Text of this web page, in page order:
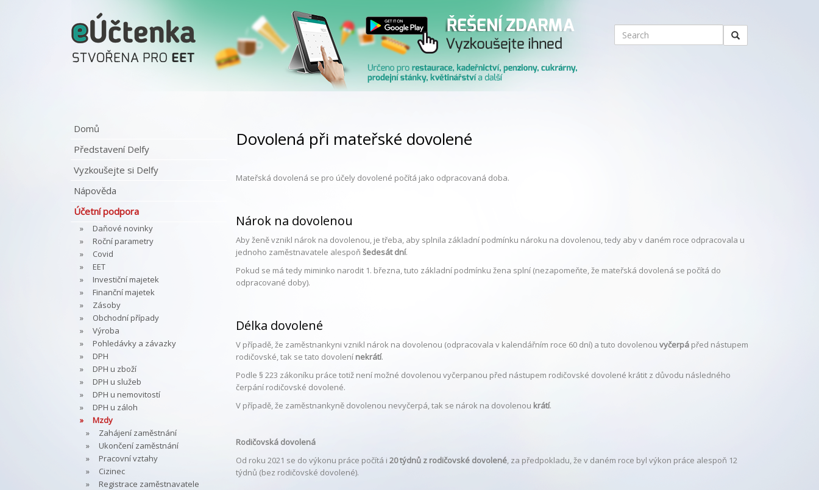
Domů
Představení Delfy
Vyzkoušejte si Delfy
Nápověda
Účetní podpora
Daňové novinky
Roční parametry
Covid
EET
Investiční majetek
Finanční majetek
Zásoby
Obchodní případy
Výroba
Pohledávky a závazky
DPH
DPH u zboží
DPH u služeb
DPH u nemovitostí
DPH u záloh
Mzdy
Zahájení zaměstnání
Ukončení zaměstnání
Pracovní vztahy
Cizinec
Registrace zaměstnavatele
Dovolená při mateřské dovolené
Mateřská dovolená se pro účely dovolené počítá jako odpracovaná doba.
Nárok na dovolenou
Aby ženě vznikl nárok na dovolenou, je třeba, aby splnila základní podmínku nároku na dovolenou, tedy aby v daném roce odpracovala u
jednoho zaměstnavatele alespoň šedesát dní.
Pokud se má tedy miminko narodit 1. března, tuto základní podmínku žena splní (nezapomeňte, že mateřská dovolená se počítá do
odpracované doby).
Délka dovolené
V případě, že zaměstnankyni vznikl nárok na dovolenou (odpracovala v kalendářním roce 60 dní) a tuto dovolenou vyčerpá před nástupem
rodičovské, tak se tato dovolení nekrátí.
Podle § 223 zákoníku práce totiž není možné dovolenou vyčerpanou před nástupem rodičovské dovolené krátit z důvodu následného
čerpání rodičovské dovolené.
V případě, že zaměstnankyně dovolenou nevyčerpá, tak se nárok na dovolenou krátí.
Rodičovská dovolená
Od roku 2021 se do výkonu práce počítá i 20 týdnů z rodičovské dovolené, za předpokladu, že v daném roce byl výkon práce alespoň 12
týdnů (bez rodičovské dovolené).